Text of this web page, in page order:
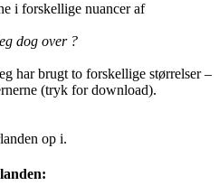
i forskellige nuancer af
dog over ?
har brugt to forskellige størrelser –
(tryk for download).
op i.